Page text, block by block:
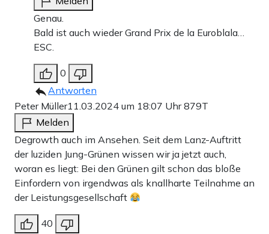
Genau.
Bald ist auch wieder Grand Prix de la Euroblala…
ESC.
0
Antworten
Peter Müller11.03.2024 um 18:07 Uhr879T
Melden
Degrowth auch im Ansehen. Seit dem Lanz-Auftritt
der luziden Jung-Grünen wissen wir ja jetzt auch,
woran es liegt: Bei den Grünen gilt schon das bloße
Einfordern von irgendwas als knallharte Teilnahme an
der Leistungsgesellschaft
40